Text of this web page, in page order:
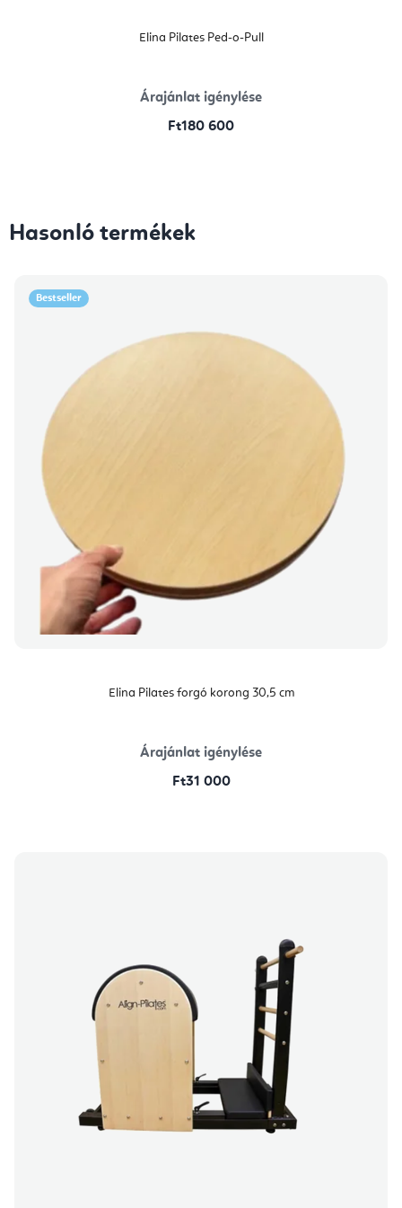
Elina Pilates Ped-o-Pull
Árajánlat igénylése
Ft180 600
Hasonló termékek
Bestseller
Elina Pilates forgó korong 30,5 cm
Árajánlat igénylése
Ft31 000